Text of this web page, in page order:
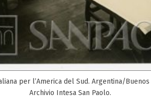
per l’America del Sud. Argentina/
Archivio Intesa San Paolo.